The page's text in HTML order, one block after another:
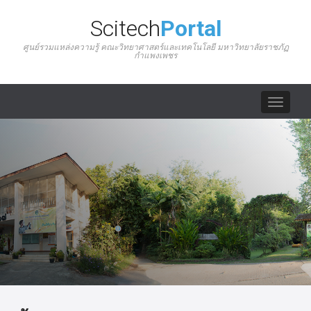
ScitechPortal
ศูนย์รวมแหล่งความรู้ คณะวิทยาศาสตร์และเทคโนโลยี มหาวิทยาลัยราชภัฏ
กำแพงเพชร
Toggle